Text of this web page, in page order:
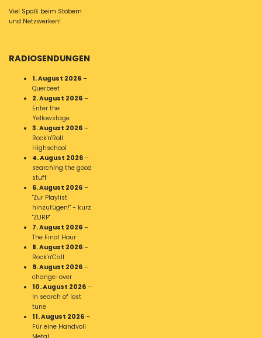
Viel Spaß beim Stöbern
und Netzwerken!
RADIOSENDUNGEN
1. August 2026 –
Querbeet
2. August 2026 –
Enter the
Yellowstage
3. August 2026 –
Rock'n'Roll
Highschool
4. August 2026 –
searching the good
stuff
6. August 2026 –
"Zur Playlist
hinzufügen!" - kurz
"ZURP"
7. August 2026 –
The Final Hour
8. August 2026 –
Rock'n'Call
9. August 2026 –
change-over
10. August 2026 –
In search of lost
tune
11. August 2026 –
Für eine Handvoll